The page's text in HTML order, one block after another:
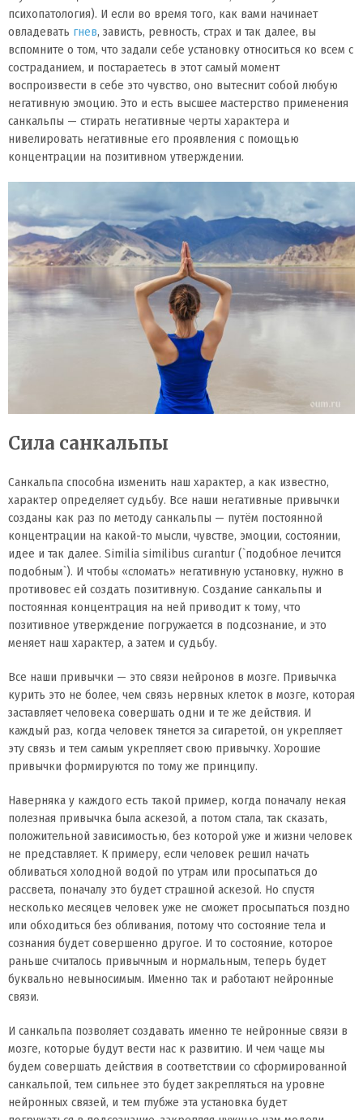
психопатология). И если во время того, как вами начинает
овладевать гнев, зависть, ревность, страх и так далее, вы
вспомните о том, что задали себе установку относиться ко всем с
состраданием, и постараетесь в этот самый момент
воспроизвести в себе это чувство, оно вытеснит собой любую
негативную эмоцию. Это и есть высшее мастерство применения
санкальпы — стирать негативные черты характера и
нивелировать негативные его проявления с помощью
концентрации на позитивном утверждении.
Сила санкальпы
Санкальпа способна изменить наш характер, а как известно,
характер определяет судьбу. Все наши негативные привычки
созданы как раз по методу санкальпы — путём постоянной
концентрации на какой-то мысли, чувстве, эмоции, состоянии,
идее и так далее. Similia similibus curantur (`подобное лечится
подобным`). И чтобы «сломать» негативную установку, нужно в
противовес ей создать позитивную. Создание санкальпы и
постоянная концентрация на ней приводит к тому, что
позитивное утверждение погружается в подсознание, и это
меняет наш характер, а затем и судьбу.
Все наши привычки — это связи нейронов в мозге. Привычка
курить это не более, чем связь нервных клеток в мозге, которая
заставляет человека совершать одни и те же действия. И
каждый раз, когда человек тянется за сигаретой, он укрепляет
эту связь и тем самым укрепляет свою привычку. Хорошие
привычки формируются по тому же принципу.
Наверняка у каждого есть такой пример, когда поначалу некая
полезная привычка была аскезой, а потом стала, так сказать,
положительной зависимостью, без которой уже и жизни человек
не представляет. К примеру, если человек решил начать
обливаться холодной водой по утрам или просыпаться до
рассвета, поначалу это будет страшной аскезой. Но спустя
несколько месяцев человек уже не сможет просыпаться поздно
или обходиться без обливания, потому что состояние тела и
сознания будет совершенно другое. И то состояние, которое
раньше считалось привычным и нормальным, теперь будет
буквально невыносимым. Именно так и работают нейронные
связи.
И санкальпа позволяет создавать именно те нейронные связи в
мозге, которые будут вести нас к развитию. И чем чаще мы
будем совершать действия в соответствии со сформированной
санкальпой, тем сильнее это будет закрепляться на уровне
нейронных связей, и тем глубже эта установка будет